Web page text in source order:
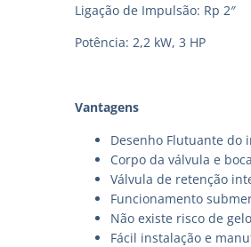
Ligação de Impulsão: Rp 2″
Potência: 2,2 kW, 3 HP
Vantagens
Desenho Flutuante do
Corpo da válvula e
Válvula de retenção
Funcionamento
Não existe risco de gelo
Fácil instalação e